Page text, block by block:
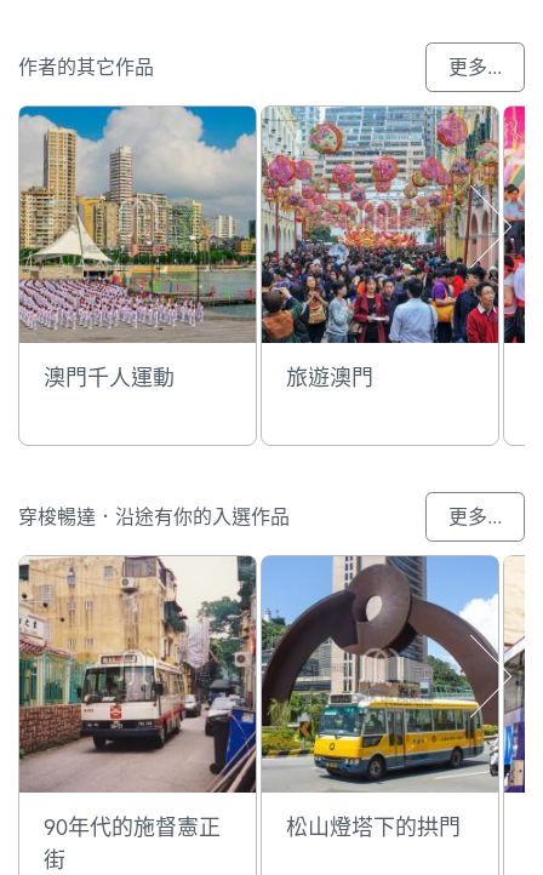
作者的其它作品 更多...
澳門千人運動 旅遊澳門
穿梭暢達．沿途有你的入選作品 更多...
90年代的施督憲正
街
松山燈塔下的拱門